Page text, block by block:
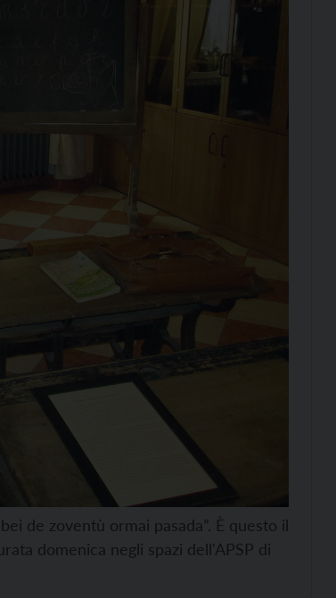
de zoventù ormai pasada”. È questo il
domenica negli spazi dell'APSP di